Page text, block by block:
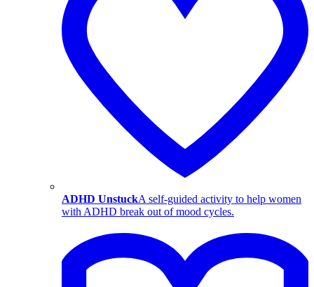
ADHD UnstuckA self-guided activity to help women
with ADHD break out of mood cycles.